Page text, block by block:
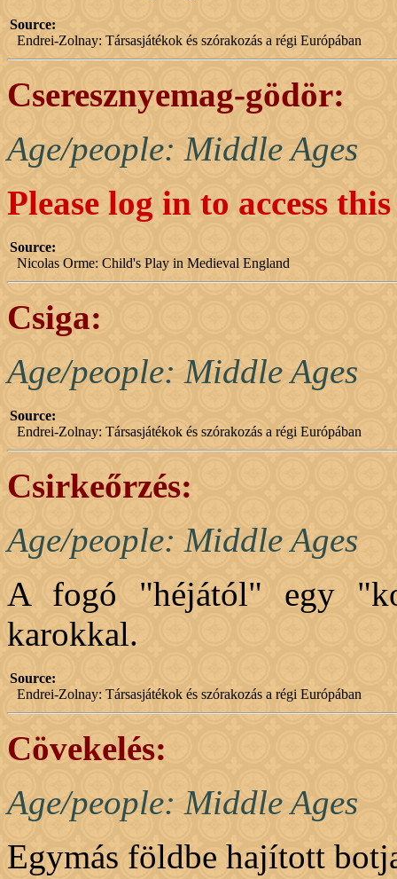
Source:
Endrei-Zolnay: Társasjátékok és szórakozás a régi Európában
Cseresznyemag-gödör:
Age/people: Middle Ages
Please log in to access
Source:
Nicolas Orme: Child's Play in Medieval England
Csiga:
Age/people: Middle Ages
Source:
Endrei-Zolnay: Társasjátékok és szórakozás a régi Európában
Csirkeőrzés:
Age/people: Middle Ages
A fogó "héjától" egy
karokkal.
Source:
Endrei-Zolnay: Társasjátékok és szórakozás a régi Európában
Cövekelés:
Age/people: Middle Ages
Egymás földbe hajított